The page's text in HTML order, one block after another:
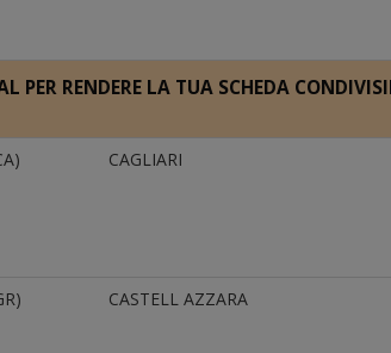
PER RENDERE LA TUA SCHEDA
CAGLIARI
CASTELL AZZARA